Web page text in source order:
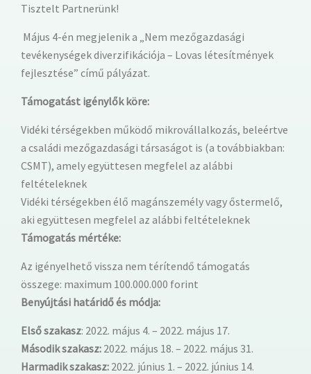
Tisztelt Partnerünk!
Május 4-én megjelenik a „Nem mezőgazdasági
tevékenységek diverzifikációja – Lovas létesítmények
fejlesztése” című pályázat.
Támogatást igénylők köre:
Vidéki térségekben működő mikrovállalkozás, beleértve
a családi mezőgazdasági társaságot is (a továbbiakban:
CSMT), amely együttesen megfelel az alábbi
feltételeknek
Vidéki térségekben élő magánszemély vagy őstermelő,
aki együttesen megfelel az alábbi feltételeknek
Támogatás mértéke:
Az igényelhető vissza nem térítendő támogatás
összege: maximum 100.000.000 forint
Benyújtási határidő és módja:
Első szakasz: 2022. május 4. – 2022. május 17.
Második szakasz: 2022. május 18. – 2022. május 31.
Harmadik szakasz: 2022. június 1. – 2022. június 14.